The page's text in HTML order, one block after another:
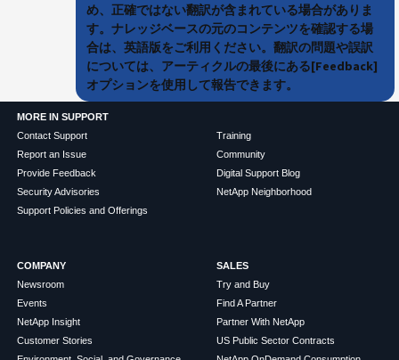
め、正確ではない翻訳が含まれている場合がありま
す。ナレッジベースの元のコンテンツを確認する場
合は、英語版をご利用ください。翻訳の問題や誤訳
については、アーティクルの最後にある[Feedback]
オプションを使用して報告できます。
MORE IN SUPPORT
Contact Support
Report an Issue
Provide Feedback
Security Advisories
Support Policies and Offerings
Training
Community
Digital Support Blog
NetApp Neighborhood
COMPANY
Newsroom
Events
NetApp Insight
Customer Stories
SALES
Try and Buy
Find A Partner
Partner With NetApp
US Public Sector Contracts